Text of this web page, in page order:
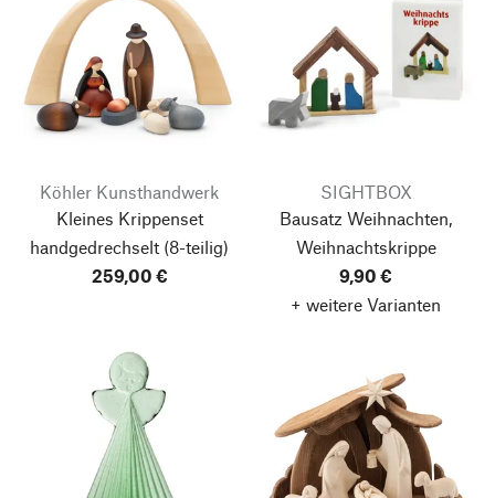
Köhler Kunsthandwerk
Kleines Krippenset
handgedrechselt (8-teilig)
259,00 €
SIGHTBOX
Bausatz Weihnachten,
Weihnachtskrippe
9,90 €
+ weitere Varianten